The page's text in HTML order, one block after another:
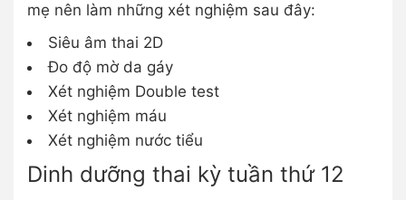
mẹ nên làm những xét nghiệm sau đây:
Siêu âm thai 2D
Đo độ mờ da gáy
Xét nghiệm Double test
Xét nghiệm máu
Xét nghiệm nước tiểu
Dinh dưỡng thai kỳ tuần thứ 12